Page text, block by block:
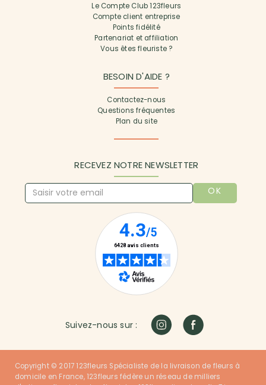
Le Compte Club 123fleurs
Compte client entreprise
Points fidélité
Partenariat et affiliation
Vous êtes fleuriste ?
BESOIN D'AIDE ?
Contactez-nous
Questions fréquentes
Plan du site
RECEVEZ NOTRE NEWSLETTER
OK
Suivez-nous sur :
Copyright © 2017 123fleurs Spécialiste de la livraison de fleurs à
domicile en France, 123fleurs fédère un réseau de milliers